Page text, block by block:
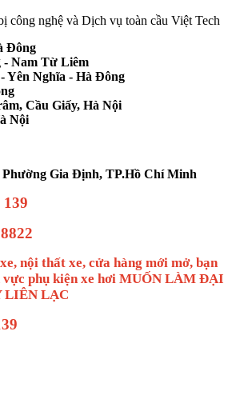
công nghệ và Dịch vụ toàn cầu Việt Tech
Đông
- Nam Từ Liêm
Yên Nghĩa - Hà Đông
Cầu Giấy, Hà Nội
Nội
Phường Gia Định, TP.Hồ Chí Minh
139
nội thất xe, cửa hàng mới mở, bạn
phụ kiện xe hơi MUỐN LÀM ĐẠI
LIÊN LẠC